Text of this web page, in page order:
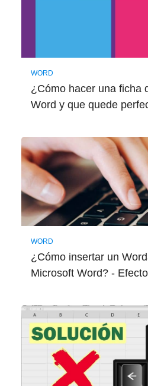
WORD
¿Cómo hacer una ficha
Word y que quede
WORD
¿Cómo insertar un
Microsoft Word? -